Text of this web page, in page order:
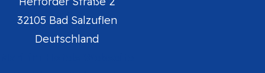
32105 Bad Salzuflen
Deutschland